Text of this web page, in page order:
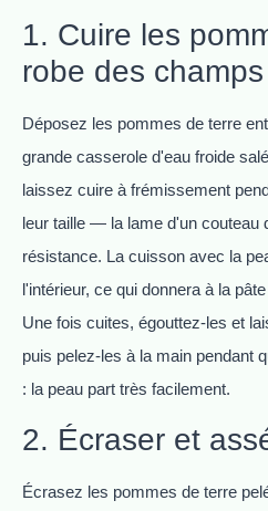
1. Cuire les
robe des champs
Déposez les pommes de terre
grande casserole d'eau froide
laissez cuire à frémissement
leur taille — la lame d'un couteau
résistance. La cuisson avec la
l'intérieur, ce qui donnera à la
Une fois cuites, égouttez-les et
puis pelez-les à la main pendant
: la peau part très facilement.
2. Écraser et
Écrasez les pommes de terre